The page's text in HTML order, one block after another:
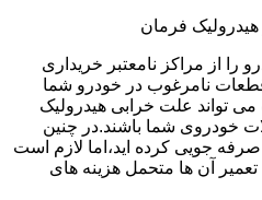
فرمان
را از مراکز نامعتبر خریداری
قطعات نامرغوب در خودرو شما
تواند علت خرابی هیدرولیک
خودروی شما باشند.در چنین
جویی کرده اید،اما لازم است
آن ها متحمل هزینه های